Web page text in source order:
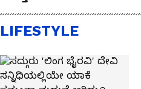
ಕಾರ್ಯಾಚರಣೆ?
LIFESTYLE